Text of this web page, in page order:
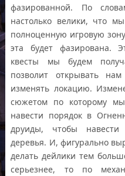
фазированной. По
настолько велики, что
полноценную игровую
эта будет фазирована.
квесты мы будем
позволит открывать
изменять локацию.
сюжетом по которому
навести порядок в
друиды, чтобы навести
деревья. И, фигурально
делать дейлики тем
серьезнее, то по